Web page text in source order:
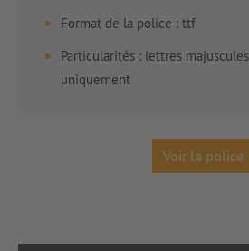
Format de la police : ttf
Particularités : lettres
uniquement
Voir la police